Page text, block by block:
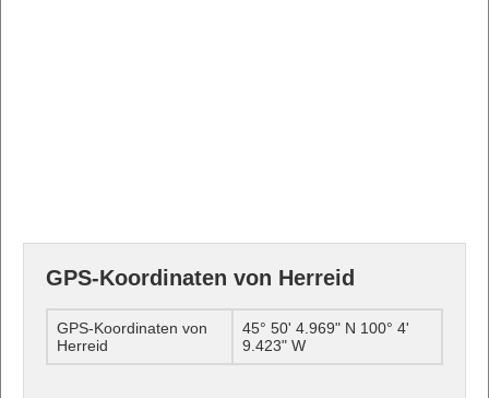
GPS-Koordinaten von Herreid
GPS-Koordinaten von
Herreid
45° 50' 4.969" N 100° 4'
9.423" W